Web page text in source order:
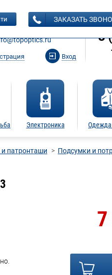
ЗВОНОК
Вход
8
8
Электроника Одежда
ЗАКАЗАТЬ
патронташи
Подсумки и